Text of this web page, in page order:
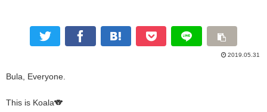
2019.05.31
Bula, Everyone.
This is Koala🐨